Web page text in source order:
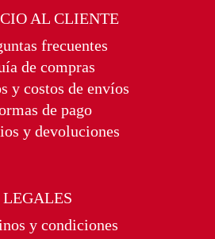
AL CLIENTE
frecuentes
de compras
y costos de envíos
de pago
y devoluciones
LEGALES
y condiciones